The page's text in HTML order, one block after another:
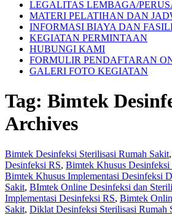
LEGALITAS LEMBAGA/
MATERI PELATIHAN DAN
INFORMASI BIAYA DAN
KEGIATAN PERMINTAAN
HUBUNGI KAMI
FORMULIR PENDAFTARAN
GALERI FOTO KEGIATAN
Tag: Bimtek
Archives
Bimtek Desinfeksi Sterilisasi Rumah Sakit,
Desinfeksi RS, Bimtek Khusus Desinfeksi
Bimtek Khusus Implementasi Desinfeksi
Sakit, BImtek Online Desinfeksi dan
Implementasi Desinfeksi RS, Bimtek
Sakit, Diklat Desinfeksi Sterilisasi Rumah